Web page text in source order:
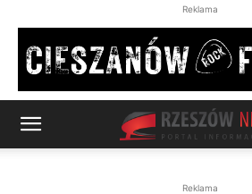
Reklama
Reklama